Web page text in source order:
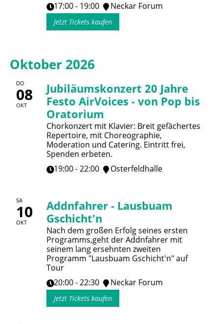
17:00 - 19:00
Neckar Forum
Jetzt Tickets kaufen
Oktober 2026
DO
08
OKT
Jubiläumskonzert 20 Jahre
Festo AirVoices - von Pop bis
Oratorium
Chorkonzert mit Klavier: Breit gefächertes
Repertoire, mit Choreographie,
Moderation und Catering. Eintritt frei,
Spenden erbeten.
19:00 - 22:00
Osterfeldhalle
SA
10
OKT
Addnfahrer - Lausbuam
Gschicht'n
Nach dem großen Erfolg seines ersten
Programms,geht der Addnfahrer mit
seinem lang ersehnten zweiten
Programm "Lausbuam Gschicht'n" auf
Tour
20:00 - 22:30
Neckar Forum
Jetzt Tickets kaufen